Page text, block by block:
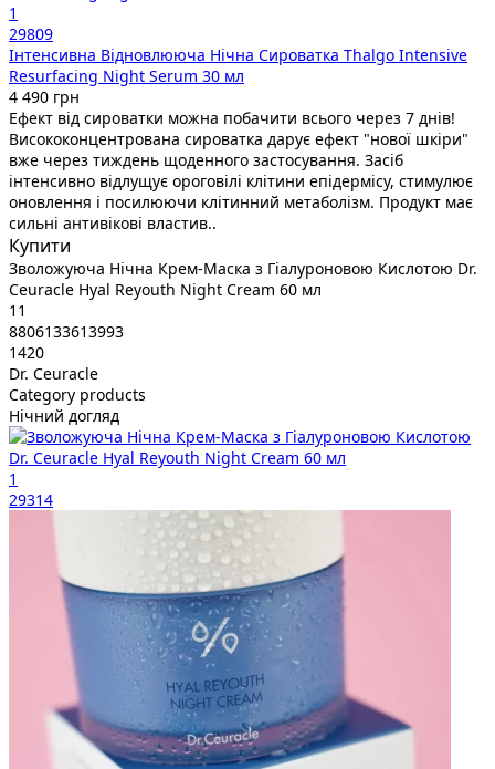
1
29809
Інтенсивна Відновлююча Нічна Сироватка Thalgo Intensive
Resurfacing Night Serum 30 мл
4 490 грн
Ефект від сироватки можна побачити всього через 7 днів!
Висококонцентрована сироватка дарує ефект "нової шкіри"
вже через тиждень щоденного застосування. Засіб
інтенсивно відлущує ороговілі клітини епідермісу, стимулює
оновлення і посилюючи клітинний метаболізм. Продукт має
сильні антивікові властив..
Купити
Зволожуюча Нічна Крем-Маска з Гіалуроновою Кислотою Dr.
Ceuracle Hyal Reyouth Night Cream 60 мл
11
8806133613993
1420
Dr. Ceuracle
Category products
Нічний догляд
1
29314